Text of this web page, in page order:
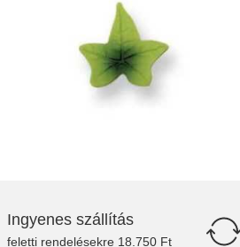
Ingyenes szállítás
feletti rendelésekre 18.750 Ft